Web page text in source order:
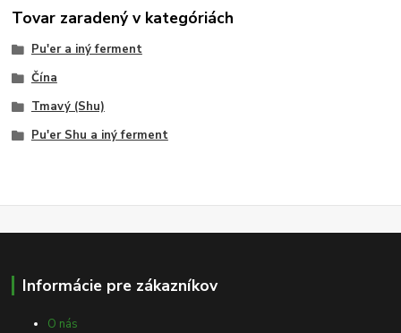
Tovar zaradený v kategóriách
Pu'er a iný ferment
Čína
Tmavý (Shu)
Pu'er Shu a iný ferment
Informácie pre zákazníkov
O nás